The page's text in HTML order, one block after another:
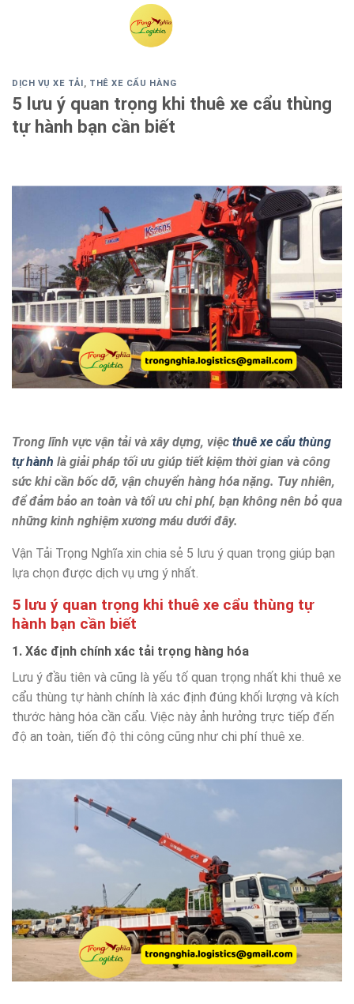
DỊCH VỤ XE TẢI, THÊ XE CẨU HÀNG
5 lưu ý quan trọng khi thuê xe cẩu thùng
tự hành bạn cần biết
Trong lĩnh vực vận tải và xây dựng, việc thuê xe cẩu thùng
tự hành là giải pháp tối ưu giúp tiết kiệm thời gian và công
sức khi cần bốc dỡ, vận chuyển hàng hóa nặng. Tuy nhiên,
để đảm bảo an toàn và tối ưu chi phí, bạn không nên bỏ qua
những kinh nghiệm xương máu dưới đây.
Vận Tải Trọng Nghĩa xin chia sẻ 5 lưu ý quan trọng giúp bạn
lựa chọn được dịch vụ ưng ý nhất.
5 lưu ý quan trọng khi thuê xe cẩu thùng tự
hành bạn cần biết
1. Xác định chính xác tải trọng hàng hóa
Lưu ý đầu tiên và cũng là yếu tố quan trọng nhất khi thuê xe
cẩu thùng tự hành chính là xác định đúng khối lượng và kích
thước hàng hóa cần cẩu. Việc này ảnh hưởng trực tiếp đến
độ an toàn, tiến độ thi công cũng như chi phí thuê xe.